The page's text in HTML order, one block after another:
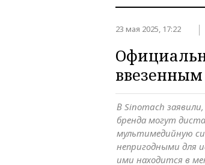
23 мая 2025, 17:22
В Sinomach
бренда могут
мультимедийную
непригодными для
ими находится в